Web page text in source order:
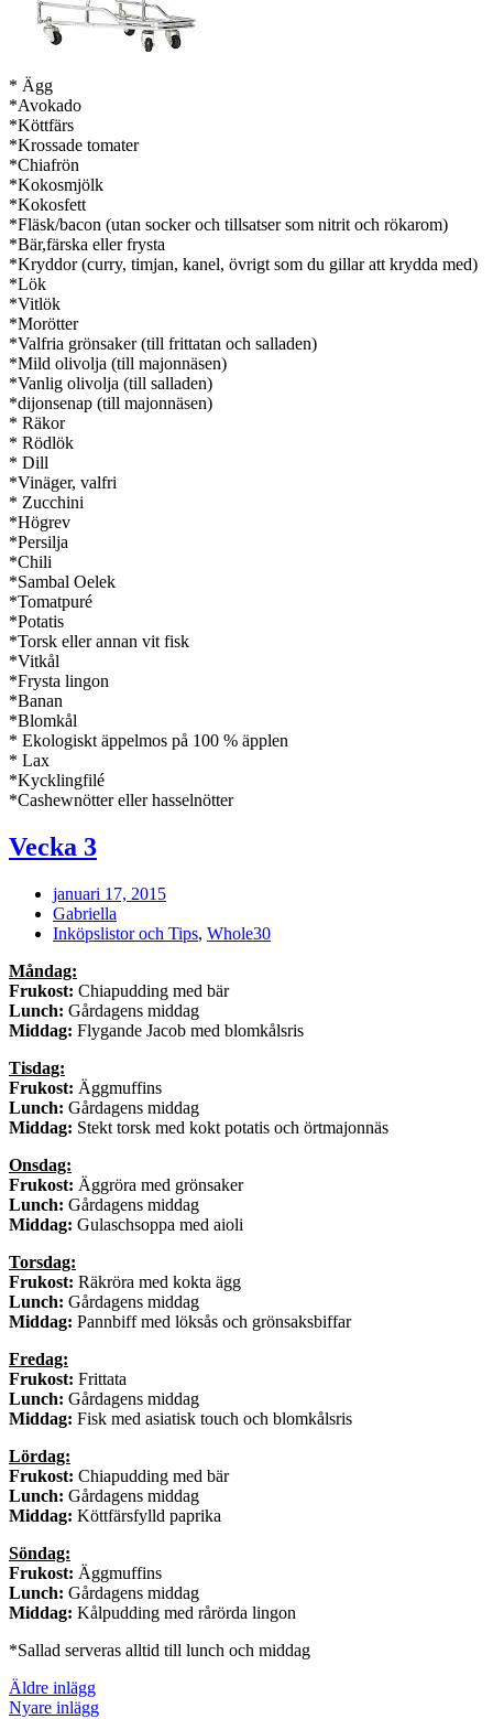
* Ägg
*Avokado
*Köttfärs
*Krossade tomater
*Chiafrön
*Kokosmjölk
*Kokosfett
*Fläsk/bacon (utan socker och tillsatser som nitrit och rökarom)
*Bär,färska eller frysta
*Kryddor (curry, timjan, kanel, övrigt som du gillar att krydda med)
*Lök
*Vitlök
*Morötter
*Valfria grönsaker (till frittatan och salladen)
*Mild olivolja (till majonnäsen)
*Vanlig olivolja (till salladen)
*dijonsenap (till majonnäsen)
* Räkor
* Rödlök
* Dill
*Vinäger, valfri
* Zucchini
*Högrev
*Persilja
*Chili
*Sambal Oelek
*Tomatpuré
*Potatis
*Torsk eller annan vit fisk
*Vitkål
*Frysta lingon
*Banan
*Blomkål
* Ekologiskt äppelmos på 100 % äpplen
* Lax
*Kycklingfilé
*Cashewnötter eller hasselnötter
Vecka 3
januari 17, 2015
Gabriella
Inköpslistor och Tips, Whole30
Måndag:
Frukost: Chiapudding med bär
Lunch: Gårdagens middag
Middag: Flygande Jacob med blomkålsris
Tisdag:
Frukost: Äggmuffins
Lunch: Gårdagens middag
Middag: Stekt torsk med kokt potatis och örtmajonnäs
Onsdag:
Frukost: Äggröra med grönsaker
Lunch: Gårdagens middag
Middag: Gulaschsoppa med aioli
Torsdag:
Frukost: Räkröra med kokta ägg
Lunch: Gårdagens middag
Middag: Pannbiff med löksås och grönsaksbiffar
Fredag:
Frukost: Frittata
Lunch: Gårdagens middag
Middag: Fisk med asiatisk touch och blomkålsris
Lördag:
Frukost: Chiapudding med bär
Lunch: Gårdagens middag
Middag: Köttfärsfylld paprika
Söndag:
Frukost: Äggmuffins
Lunch: Gårdagens middag
Middag: Kålpudding med rårörda lingon
*Sallad serveras alltid till lunch och middag
Inläggsnavigering
Äldre inlägg
Nyare inlägg